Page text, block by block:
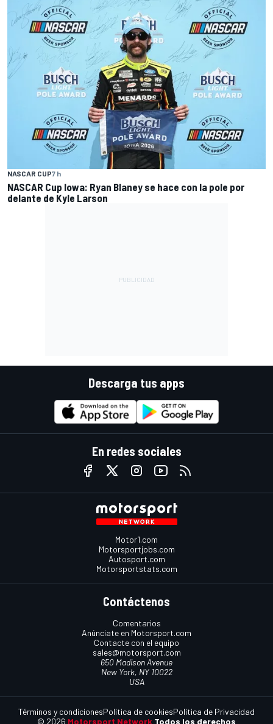
NASCAR CUP7 h
NASCAR Cup Iowa: Ryan Blaney se hace con la pole por
delante de Kyle Larson
Descarga tus apps
En redes sociales
Motor1.com
Motorsportjobs.com
Autosport.com
Motorsportstats.com
Contáctenos
Comentarios
Anúnciate en Motorsport.com
Contacte con el equipo
sales@motorsport.com
650 Madison Avenue
New York, NY 10022
USA
© 2026 Motorsport Network Todos los derechos
Términos y condicionesPolítica de cookiesPolítica de Privacidad